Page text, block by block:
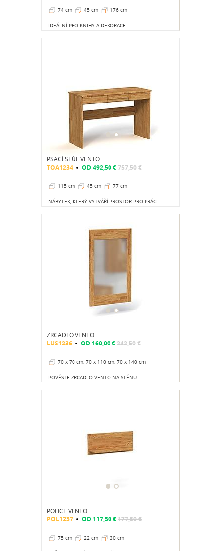
74 cm 45 cm 176 cm
IDEÁLNÍ PRO KNIHY A DEKORACE
PSACÍ STŮL VENTO
TOA1234 OD492,50 €757,50 €
115 cm 45 cm 77 cm
NÁBYTEK, KTERÝ VYTVÁŘÍ PROSTOR PRO PRÁCI
ZRCADLO VENTO
LUS1236 OD160,00 €242,50 €
70 x 70 cm, 70 x 110 cm, 70 x 140 cm
POVĚSTE ZRCADLO VENTO NA STĚNU
POLICE VENTO
POL1237 OD117,50 €177,50 €
75 cm 22 cm 30 cm